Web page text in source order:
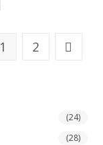
1 2
(24)
(28)